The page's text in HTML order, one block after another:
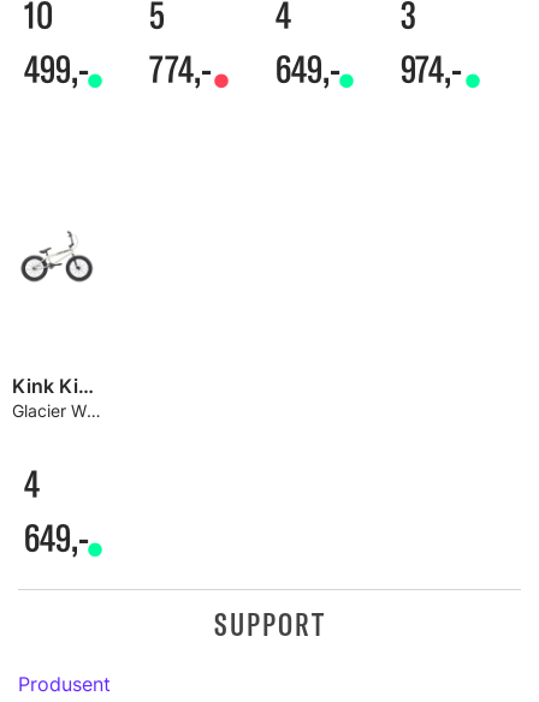
10
499,-
5
774,-
4
649,-
3
974,-
Kink Kicker 18" BMX
Glacier White, TT 18"
4
649,-
SUPPORT
Produsent